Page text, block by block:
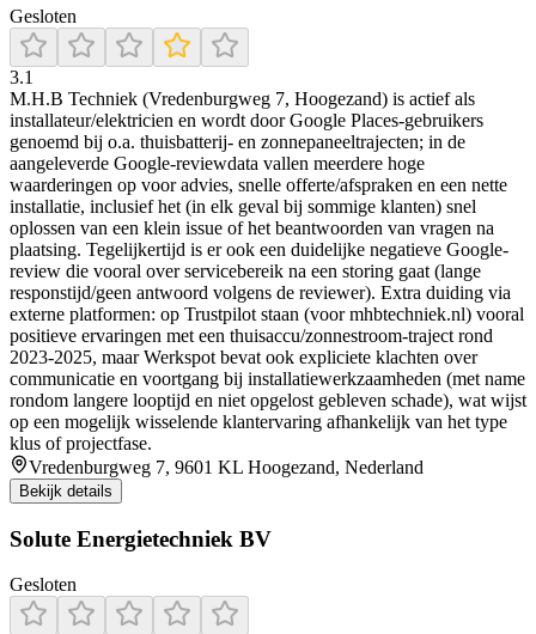
Gesloten
3.1
M.H.B Techniek (Vredenburgweg 7, Hoogezand) is actief als
installateur/elektricien en wordt door Google Places-gebruikers
genoemd bij o.a. thuisbatterij- en zonnepaneeltrajecten; in de
aangeleverde Google-reviewdata vallen meerdere hoge
waarderingen op voor advies, snelle offerte/afspraken en een nette
installatie, inclusief het (in elk geval bij sommige klanten) snel
oplossen van een klein issue of het beantwoorden van vragen na
plaatsing. Tegelijkertijd is er ook een duidelijke negatieve Google-
review die vooral over servicebereik na een storing gaat (lange
responstijd/geen antwoord volgens de reviewer). Extra duiding via
externe platformen: op Trustpilot staan (voor mhbtechniek.nl) vooral
positieve ervaringen met een thuisaccu/zonnestroom-traject rond
2023-2025, maar Werkspot bevat ook expliciete klachten over
communicatie en voortgang bij installatiewerkzaamheden (met name
rondom langere looptijd en niet opgelost gebleven schade), wat wijst
op een mogelijk wisselende klantervaring afhankelijk van het type
klus of projectfase.
Vredenburgweg 7, 9601 KL Hoogezand, Nederland
Bekijk details
Solute Energietechniek BV
Gesloten